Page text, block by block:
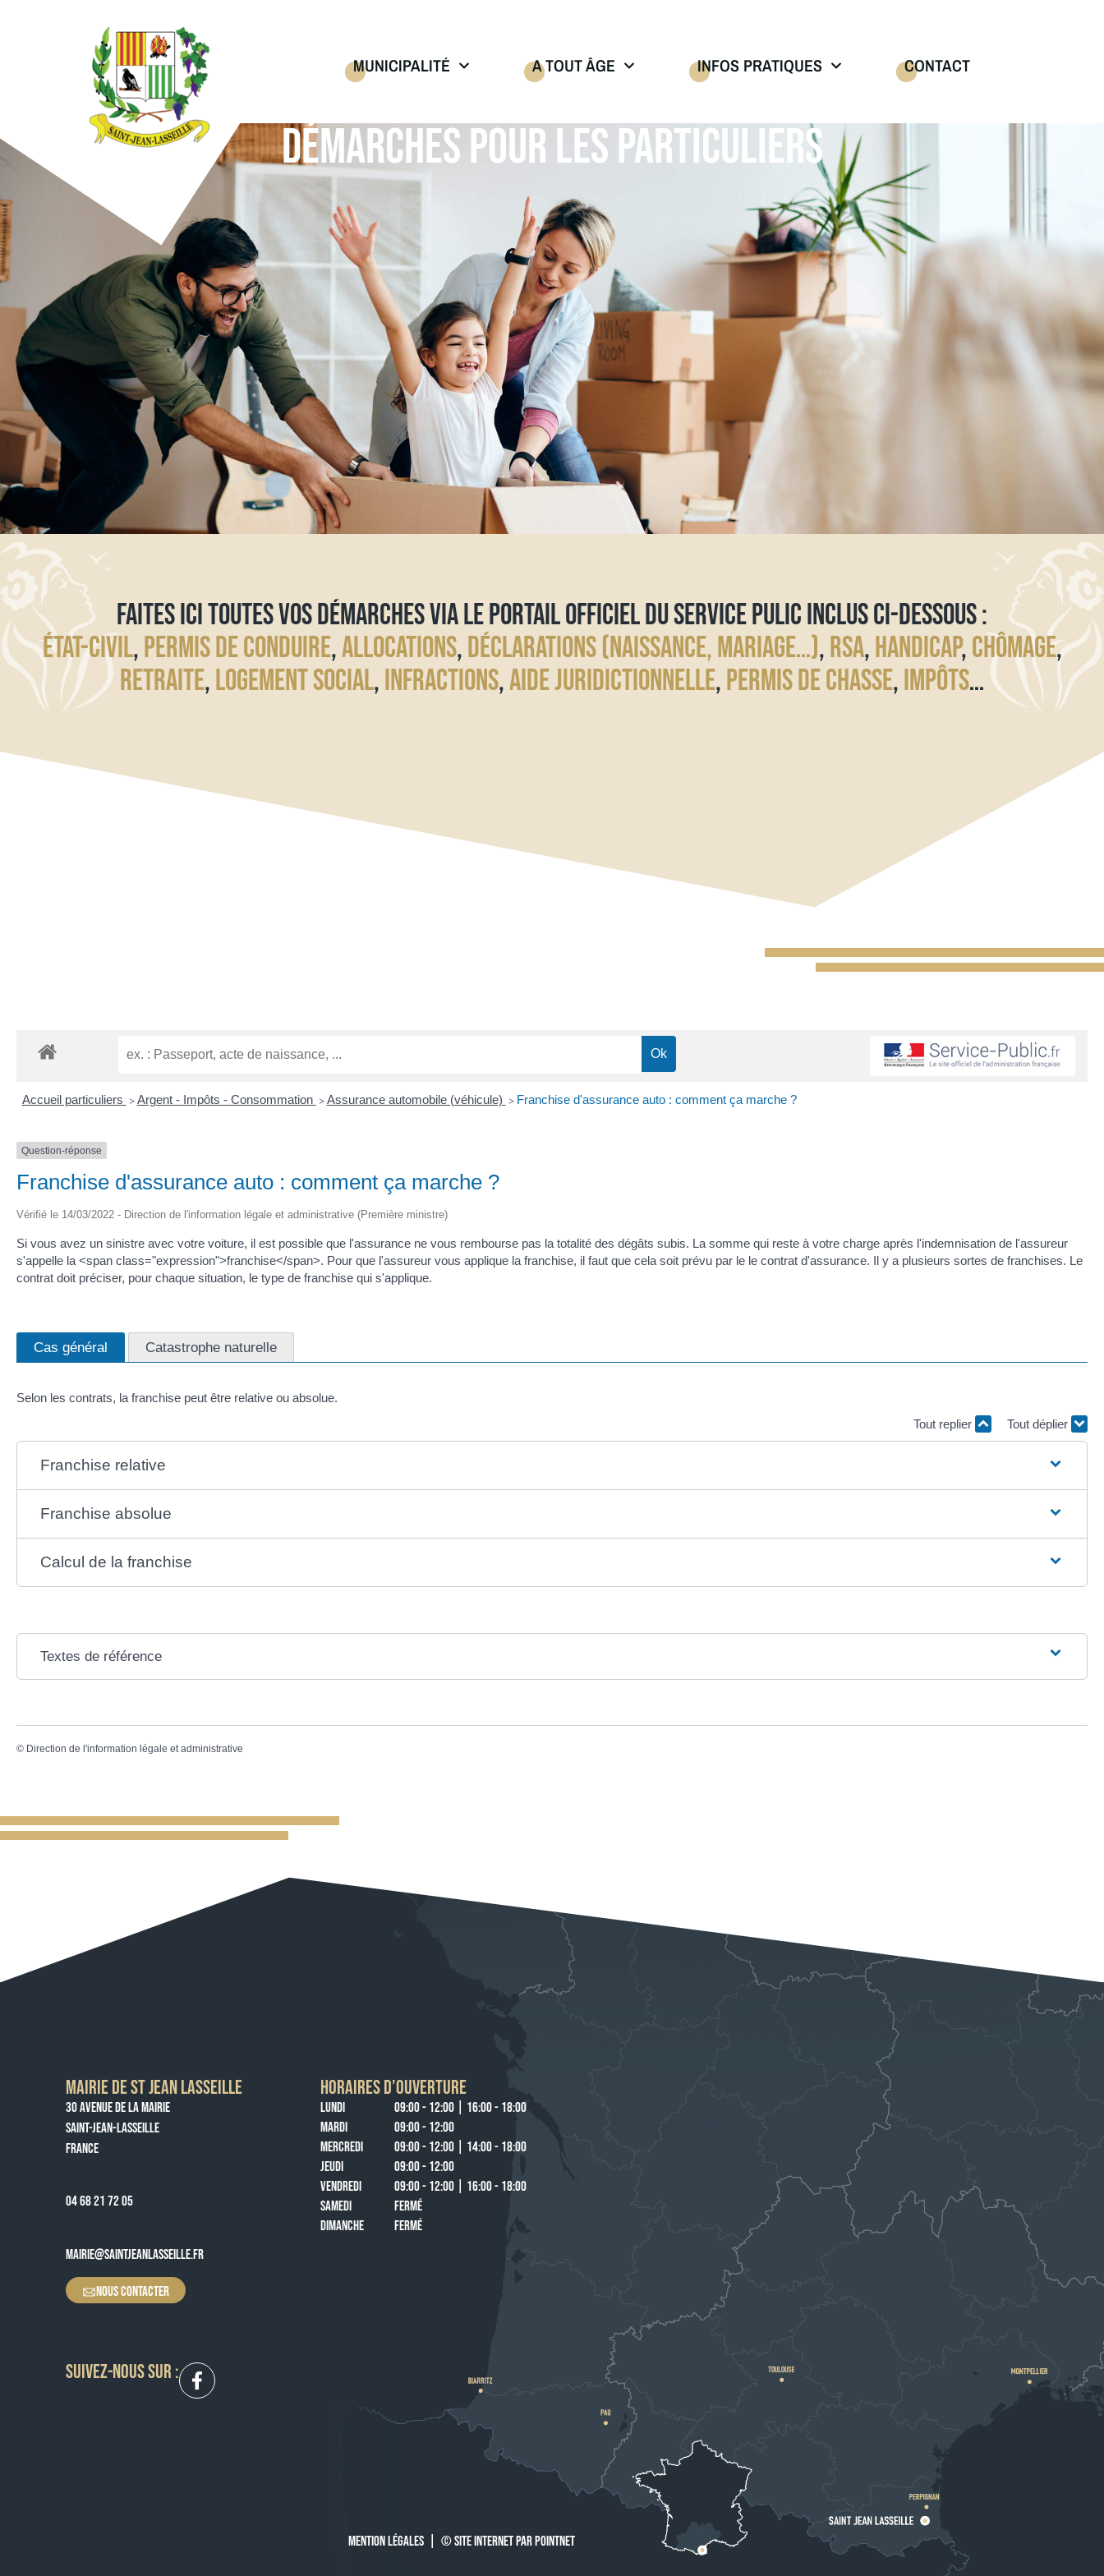
MUNICIPALITÉ A TOUT ÂGE INFOS PRATIQUES CONTACT
DÉMARCHES POUR LES PARTICULIERS
FAITES ICI TOUTES VOS DÉMARCHES VIA LE PORTAIL OFFICIEL DU SERVICE PULIC INCLUS CI-DESSOUS :
ÉTAT-CIVIL,PERMIS DE CONDUIRE,ALLOCATIONS,DÉCLARATIONS (NAISSANCE, MARIAGE…),RSA,HANDICAP,CHÔMAGE,
RETRAITE,LOGEMENT SOCIAL,INFRACTIONS,AIDE JURIDICTIONNELLE,PERMIS DE CHASSE,IMPÔTS…
Accueil particuliers > Argent - Impôts - Consommation > Assurance automobile (véhicule) > Franchise d'assurance auto : comment ça marche ?
Question-réponse
Franchise d'assurance auto : comment ça marche ?
Vérifié le 14/03/2022 - Direction de l'information légale et administrative (Première ministre)
Si vous avez un sinistre avec votre voiture, il est possible que l'assurance ne vous rembourse pas la totalité des dégâts subis. La somme qui reste à votre charge après l'indemnisation de l'assureur
s'appelle la <span class="expression">franchise</span>. Pour que l'assureur vous applique la franchise, il faut que cela soit prévu par le le contrat d'assurance. Il y a plusieurs sortes de franchises. Le
contrat doit préciser, pour chaque situation, le type de franchise qui s'applique.
Cas général Catastrophe naturelle
Selon les contrats, la franchise peut être relative ou absolue.
Tout replier
Tout déplier
Franchise relative
Franchise absolue
Calcul de la franchise
Textes de référence
© Direction de l'information légale et administrative
MAIRIE DE ST JEAN LASSEILLE
30 AVENUE DE LA MAIRIE
SAINT-JEAN-LASSEILLE
FRANCE
04 68 21 72 05
MAIRIE@SAINTJEANLASSEILLE.FR
NOUS CONTACTER
HORAIRES D’OUVERTURE
LUNDI
09:00 - 12:00 | 16:00 - 18:00
MARDI
09:00 - 12:00
MERCREDI
09:00 - 12:00 | 14:00 - 18:00
JEUDI
09:00 - 12:00
VENDREDI
09:00 - 12:00 | 16:00 - 18:00
SAMEDI
FERMÉ
DIMANCHE
FERMÉ
SUIVEZ-NOUS SUR :
MENTION LÉGALES © SITE INTERNET PAR POINTNET